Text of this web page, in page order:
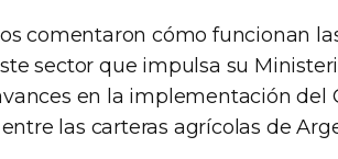
comentaron cómo funcionan
sector que impulsa su
en la implementación del
las carteras agrícolas de